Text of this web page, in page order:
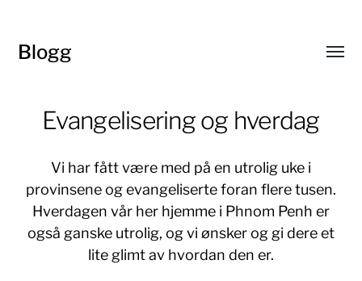
Blogg
Evangelisering og hverdag
Vi har fått være med på en utrolig uke i
provinsene og evangeliserte foran flere tusen.
Hverdagen vår her hjemme i Phnom Penh er
også ganske utrolig, og vi ønsker og gi dere et
lite glimt av hvordan den er.